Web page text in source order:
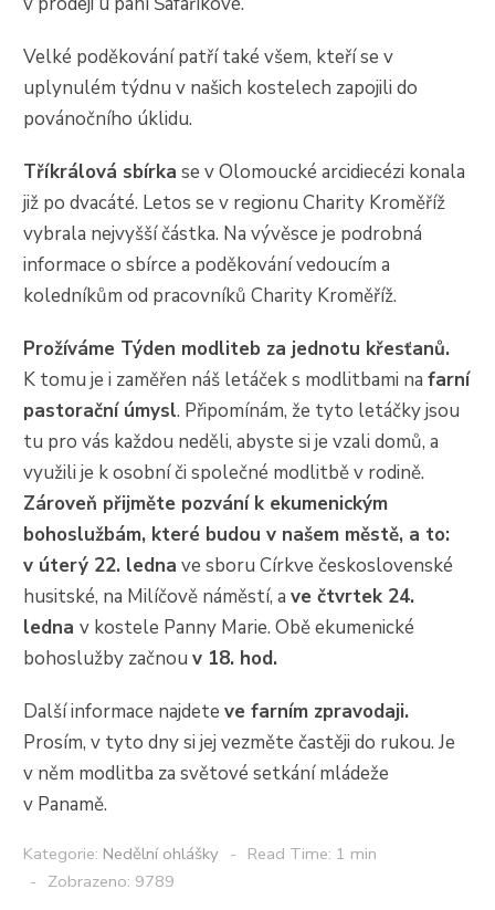
Velké poděkování patří také všem, kteří se v
uplynulém týdnu v našich kostelech zapojili do
povánočního úklidu.
Tříkrálová sbírka se v Olomoucké arcidiecézi konala
již po dvacáté. Letos se v regionu Charity Kroměříž
vybrala nejvyšší částka. Na vývěsce je podrobná
informace o sbírce a poděkování vedoucím a
koledníkům od pracovníků Charity Kroměříž.
Prožíváme Týden modliteb za jednotu křesťanů.
K tomu je i zaměřen náš letáček s modlitbami nafarní
pastorační úmysl. Připomínám, že tyto letáčky jsou
tu pro vás každou neděli, abyste si je vzali domů, a
využili je k osobní či společné modlitbě v rodině.
Zároveň přijměte pozvání k ekumenickým
bohoslužbám, které budou v našem městě, a to:
v úterý 22. ledna ve sboru Církve československé
husitské, na Milíčově náměstí, ave čtvrtek 24.
lednav kostele Panny Marie. Obě ekumenické
bohoslužby začnouv 18. hod.
Další informace najdeteve farním zpravodaji.
Prosím, v tyto dny si jej vezměte častěji do rukou. Je
v něm modlitba za světové setkání mládeže
v Panamě.
Kategorie: Nedělní ohlášky
Read Time: 1 min
Zobrazeno: 9789